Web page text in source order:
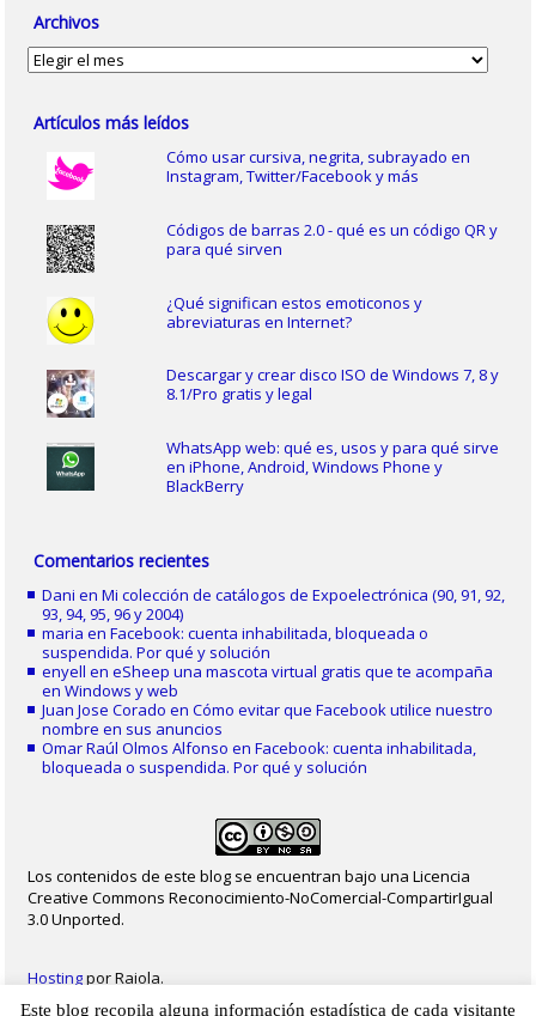
Archivos
Archivos
Artículos más leídos
Cómo usar cursiva, negrita, subrayado en
Instagram, Twitter/Facebook y más
Códigos de barras 2.0 - qué es un código QR y
para qué sirven
¿Qué significan estos emoticonos y
abreviaturas en Internet?
Descargar y crear disco ISO de Windows 7, 8 y
8.1/Pro gratis y legal
WhatsApp web: qué es, usos y para qué sirve
en iPhone, Android, Windows Phone y
BlackBerry
Comentarios recientes
Dani enMi colección de catálogos de Expoelectrónica (90, 91, 92,
93, 94, 95, 96 y 2004)
maria enFacebook: cuenta inhabilitada, bloqueada o
suspendida. Por qué y solución
enyell eneSheep una mascota virtual gratis que te acompaña
en Windows y web
Juan Jose Corado enCómo evitar que Facebook utilice nuestro
nombre en sus anuncios
Omar Raúl Olmos Alfonso enFacebook: cuenta inhabilitada,
bloqueada o suspendida. Por qué y solución
Los contenidos de este blog se encuentran bajo una Licencia
Creative Commons Reconocimiento-NoComercial-CompartirIgual
3.0 Unported.
Hostingpor Raiola.
Este blog recopila alguna información estadística de cada visitante